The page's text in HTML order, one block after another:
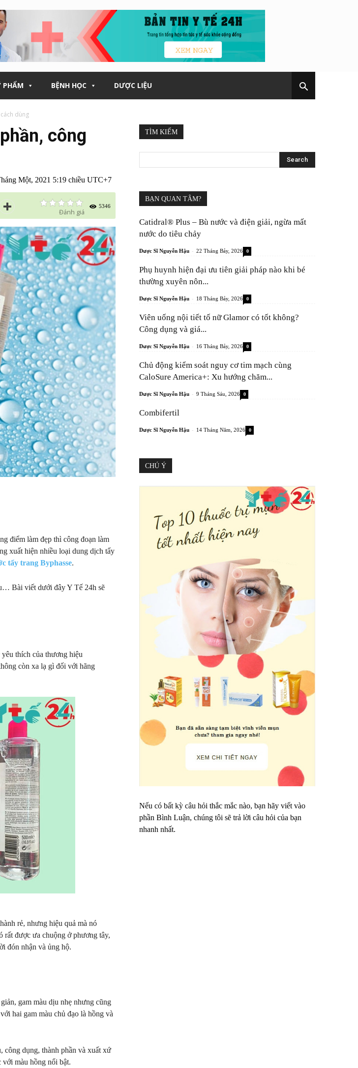
PHẨM BỆNH HỌC DƯỢC LIỆU
dùng
công
Một, 2021 5:19 chiều UTC+7
5346
Đánh giá
điểm làm đẹp thì công đoạn làm
xuất hiện nhiều loại dung dịch tẩy
tẩy trang Byphasse.
Bài viết dưới đây Y Tế 24h sẽ
thích của thương hiệu
còn xa lạ gì đối với hãng
rẻ, nhưng hiệu quả mà nó
rất được ưa chuộng ở phương tây,
đón nhận và ủng hộ.
gam màu dịu nhẹ nhưng cũng
hai gam màu chủ đạo là hồng và
công dụng, thành phần và xuất xứ
với màu hồng nổi bật.
TÌM KIẾM
BẠN QUAN TÂM?
Catidral® Plus – Bù nước và điện giải, ngừa mất
nước do tiêu chảy
Dược Sĩ Nguyễn Hậu - 22 Tháng Bảy, 2026 0
Phụ huynh hiện đại ưu tiên giải pháp nào khi bé
thường xuyên nôn...
Dược Sĩ Nguyễn Hậu - 18 Tháng Bảy, 2026 0
Viên uống nội tiết tố nữ Glamor có tốt không?
Công dụng và giá...
Dược Sĩ Nguyễn Hậu - 16 Tháng Bảy, 2026 0
Chủ động kiểm soát nguy cơ tim mạch cùng
CaloSure America+: Xu hướng chăm...
Dược Sĩ Nguyễn Hậu - 9 Tháng Sáu, 2026 0
Combifertil
Dược Sĩ Nguyễn Hậu - 14 Tháng Năm, 2026 0
CHÚ Ý
Nếu có bất kỳ câu hỏi thắc mắc nào, bạn hãy viết vào
phần Bình Luận, chúng tôi sẽ trả lời câu hỏi của bạn
nhanh nhất.